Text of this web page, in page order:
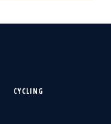
CYCLING